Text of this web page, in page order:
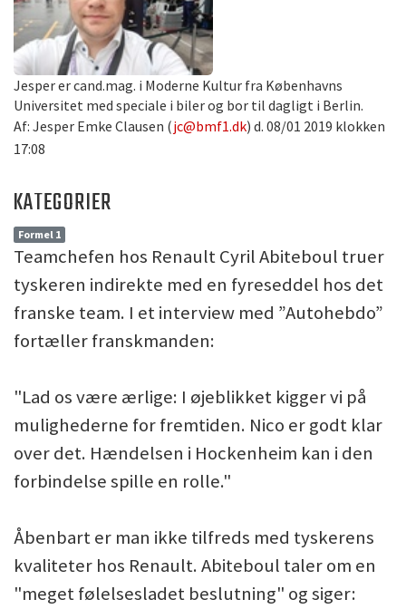
Jesper er cand.mag. i Moderne Kultur fra Københavns
Universitet med speciale i biler og bor til dagligt i Berlin.
Af: Jesper Emke Clausen (jc@bmf1.dk) d. 08/01 2019 klokken
17:08
KATEGORIER
Formel 1
Teamchefen hos Renault Cyril Abiteboul truer
tyskeren indirekte med en fyreseddel hos det
franske team. I et interview med ”Autohebdo”
fortæller franskmanden:
"Lad os være ærlige: I øjeblikket kigger vi på
mulighederne for fremtiden. Nico er godt klar
over det. Hændelsen i Hockenheim kan i den
forbindelse spille en rolle."
Åbenbart er man ikke tilfreds med tyskerens
kvaliteter hos Renault. Abiteboul taler om en
"meget følelsesladet beslutning" og siger: